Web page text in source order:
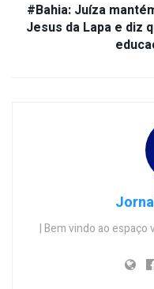
#Bahia: Juíza
Jesus da Lapa e diz
| Bem vindo ao espaço